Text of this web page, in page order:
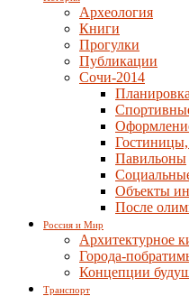
Археология
Книги
Прогулки
Публикации
Сочи-2014
Планировка
Павильоны
Объекты
После
Россия и Мир
Архитектурное
Города-
Концепции
Транспорт